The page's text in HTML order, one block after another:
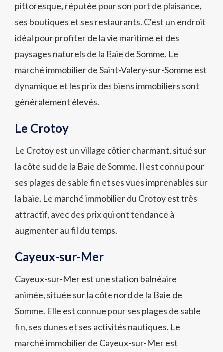
pittoresque, réputée pour son port de plaisance,
ses boutiques et ses restaurants. C'est un endroit
idéal pour profiter de la vie maritime et des
paysages naturels de la Baie de Somme. Le
marché immobilier de Saint-Valery-sur-Somme est
dynamique et les prix des biens immobiliers sont
généralement élevés.
Le Crotoy
Le Crotoy est un village côtier charmant, situé sur
la côte sud de la Baie de Somme. Il est connu pour
ses plages de sable fin et ses vues imprenables sur
la baie. Le marché immobilier du Crotoy est très
attractif, avec des prix qui ont tendance à
augmenter au fil du temps.
Cayeux-sur-Mer
Cayeux-sur-Mer est une station balnéaire
animée, située sur la côte nord de la Baie de
Somme. Elle est connue pour ses plages de sable
fin, ses dunes et ses activités nautiques. Le
marché immobilier de Cayeux-sur-Mer est